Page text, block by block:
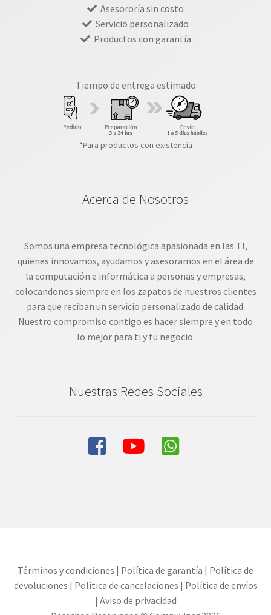
Asesororía sin costo
Servicio personalizado
Productos con garantía
Tiempo de entrega estimado
*Para productos con existencia
Acerca de Nosotros
Somos una empresa tecnológica apasionada en las TI,
quienes innovamos, ayudamos y asesoramos en el área de
la computación e informática a personas y empresas,
colocandonos siempre en los zapatos de nuestros clientes
para que reciban un servicio personalizado de calidad.
Nuestro compromiso contigo es hacer siempre y en todo
lo mejor para ti y tu negocio.
Nuestras Redes Sociales
Términos y condiciones | Política de garantía | Política de
devoluciones | Política de cancelaciones | Política de envíos
| Aviso de privacidad